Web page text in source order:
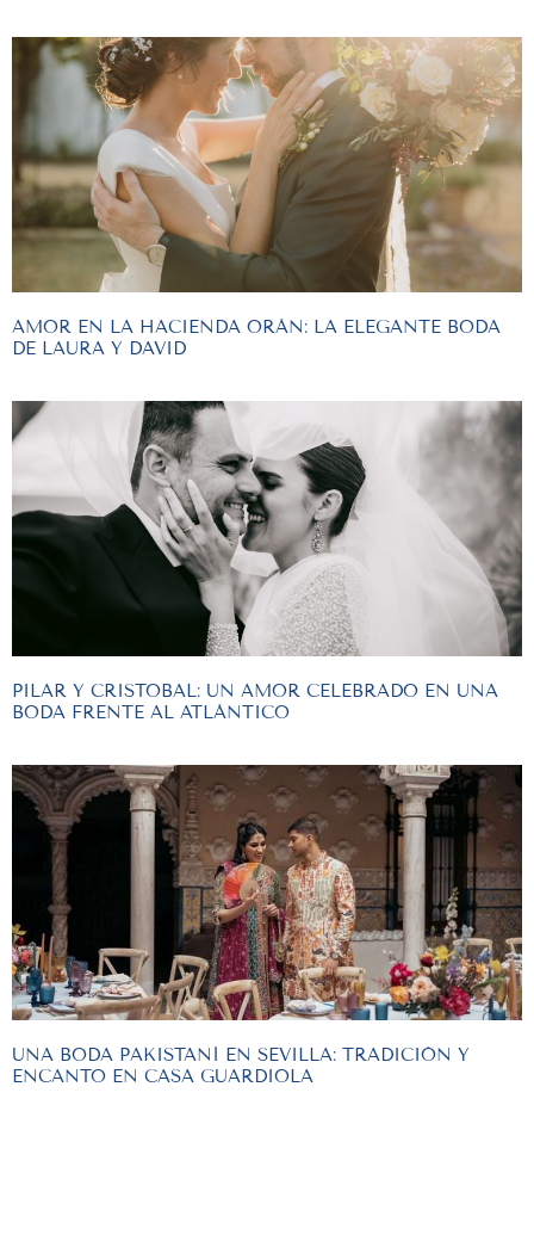
AMOR EN LA HACIENDA ORÁN: LA ELEGANTE BODA
DE LAURA Y DAVID
PILAR Y CRISTOBAL: UN AMOR CELEBRADO EN UNA
BODA FRENTE AL ATLÁNTICO
UNA BODA PAKISTANÍ EN SEVILLA: TRADICIÓN Y
ENCANTO EN CASA GUARDIOLA